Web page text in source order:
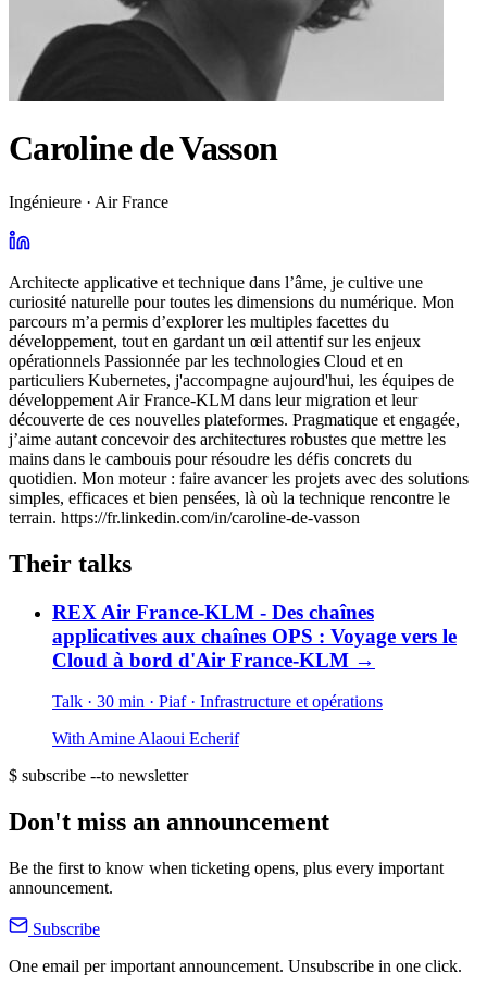
Caroline de Vasson
Ingénieure · Air France
Architecte applicative et technique dans l’âme, je cultive une
curiosité naturelle pour toutes les dimensions du numérique. Mon
parcours m’a permis d’explorer les multiples facettes du
développement, tout en gardant un œil attentif sur les enjeux
opérationnels Passionnée par les technologies Cloud et en
particuliers Kubernetes, j'accompagne aujourd'hui, les équipes de
développement Air France-KLM dans leur migration et leur
découverte de ces nouvelles plateformes. Pragmatique et engagée,
j’aime autant concevoir des architectures robustes que mettre les
mains dans le cambouis pour résoudre les défis concrets du
quotidien. Mon moteur : faire avancer les projets avec des solutions
simples, efficaces et bien pensées, là où la technique rencontre le
terrain. https://fr.linkedin.com/in/caroline-de-vasson
Their talks
REX Air France-KLM - Des chaînes
applicatives aux chaînes OPS : Voyage vers le
Cloud à bord d'Air France-KLM →
Talk · 30 min · Piaf · Infrastructure et opérations
WithAmine Alaoui Echerif
$ subscribe --to newsletter
Don't miss an announcement
Be the first to know when ticketing opens, plus every important
announcement.
Subscribe
One email per important announcement. Unsubscribe in one click.